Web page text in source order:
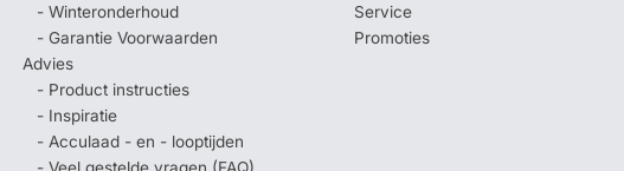
- Winteronderhoud
- Garantie Voorwaarden
Advies
- Product instructies
- Inspiratie
- Acculaad - en - looptijden
- Veel gestelde vragen (FAQ)
Service
Promoties